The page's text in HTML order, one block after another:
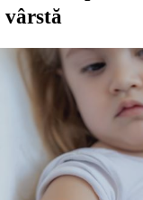
vârstă